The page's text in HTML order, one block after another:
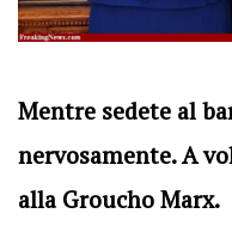
Mentre sedete al
nervosamente. A
alla Groucho Marx.